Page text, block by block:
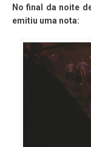
No final da noite
emitiu uma nota: